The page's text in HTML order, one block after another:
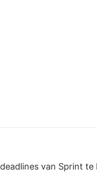
van Sprint te